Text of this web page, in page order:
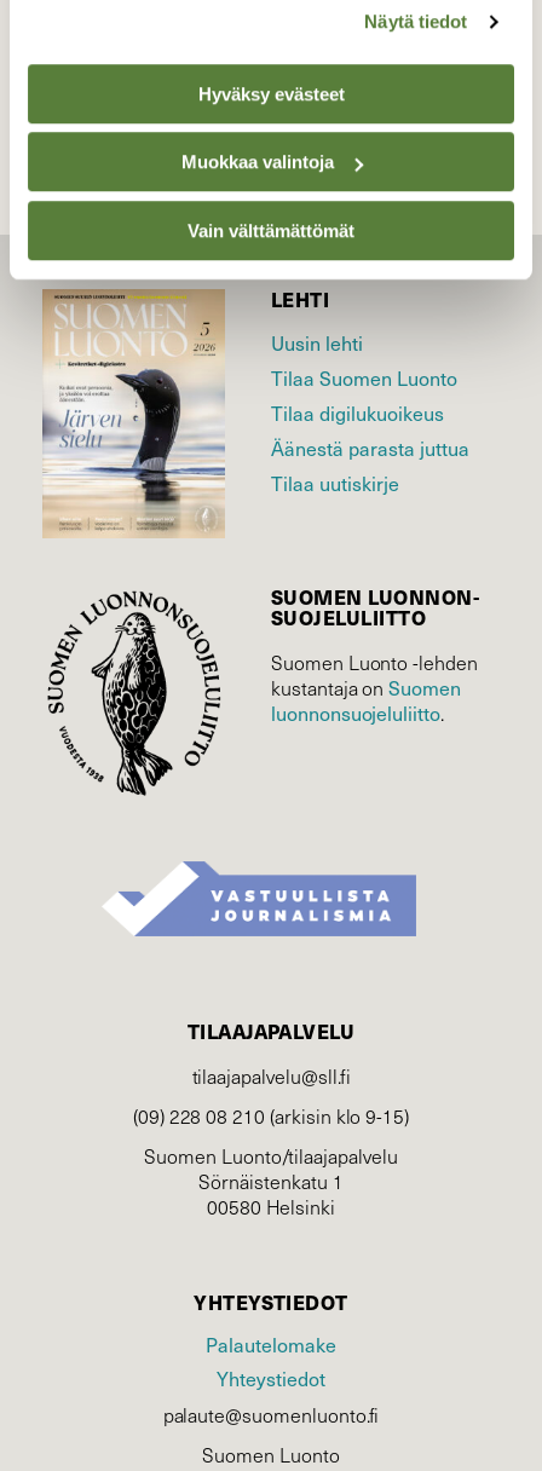
Näytä tiedot
Hyväksy evästeet
Muokkaa valintoja
Vain välttämättömät
TAKAISIN LISTAAN
LEHTI
Uusin lehti
Tilaa Suomen Luonto
Tilaa digilukuoikeus
Äänestä parasta juttua
Tilaa uutiskirje
SUOMEN LUONNON­
SUOJELU­LIITTO
Suomen Luonto -lehden
kustantaja onSuomen
luonnonsuojelu­liitto.
TILAAJAPALVELU
tilaajapalvelu@sll.fi
(09) 228 08 210 (arkisin klo 9-15)
Suomen Luonto/tilaajapalvelu
Sörnäistenkatu 1
00580 Helsinki
YHTEYSTIEDOT
Palautelomake
Yhteystiedot
palaute@suomenluonto.fi
Suomen Luonto